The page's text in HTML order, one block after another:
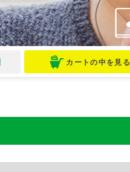
カートの中を見る